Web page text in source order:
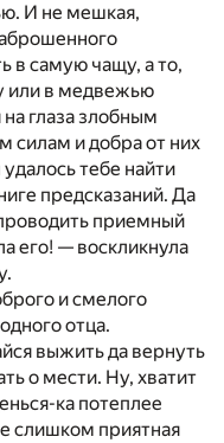
И не мешкая,
в самую чащу, а то,
или в медвежью
глаза злобным
силам и добра от них
тебе найти
предсказаний. Да
приемный
его! — воскликнула
и смелого
отца.
выжить да вернуть
о мести. Ну, хватит
ка потеплее
слишком приятная